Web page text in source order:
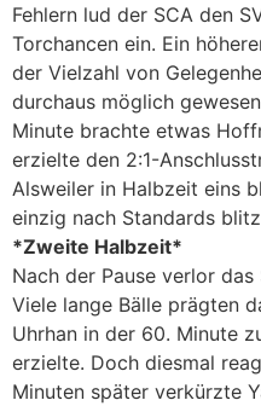
Fehlern lud der SCA den
Torchancen ein. Ein
der Vielzahl von
durchaus möglich
Minute brachte etwas
erzielte den 2:1-
Alsweiler in Halbzeit eins
einzig nach Standards
*Zweite Halbzeit*
Nach der Pause verlor
Viele lange Bälle prägten
Uhrhan in der 60. Minute
erzielte. Doch diesmal
Minuten später verkürzte